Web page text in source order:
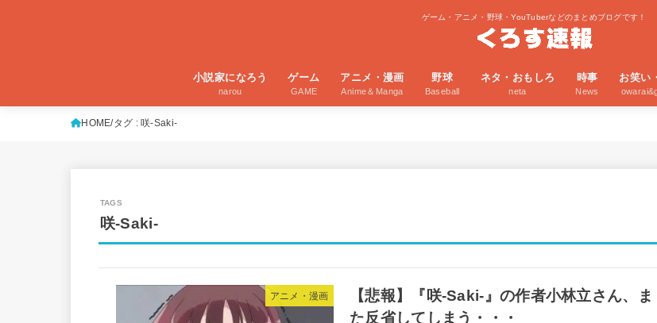
ゲーム・アニメ・野球・YouTuberなどのまとめブログです！
小説家になろう
narou
ゲーム
GAME
アニメ・漫画
Anime＆Manga
野球
Baseball
ネタ・おもしろ
neta
時事
News
お笑い
HOME タグ : 咲-Saki-
咲-Saki-
アニメ・漫画
【悲報】『咲-Saki-』の作者小林立さん、ま
た反省してしまう・・・